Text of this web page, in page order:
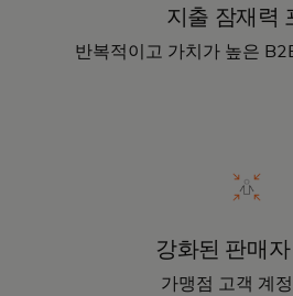
지출 잠재력
반복적이고 가치가 높은
강화된 판매자
가맹점 고객 계